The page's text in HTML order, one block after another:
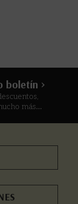
boletín >
más...